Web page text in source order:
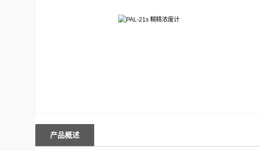
产品概述